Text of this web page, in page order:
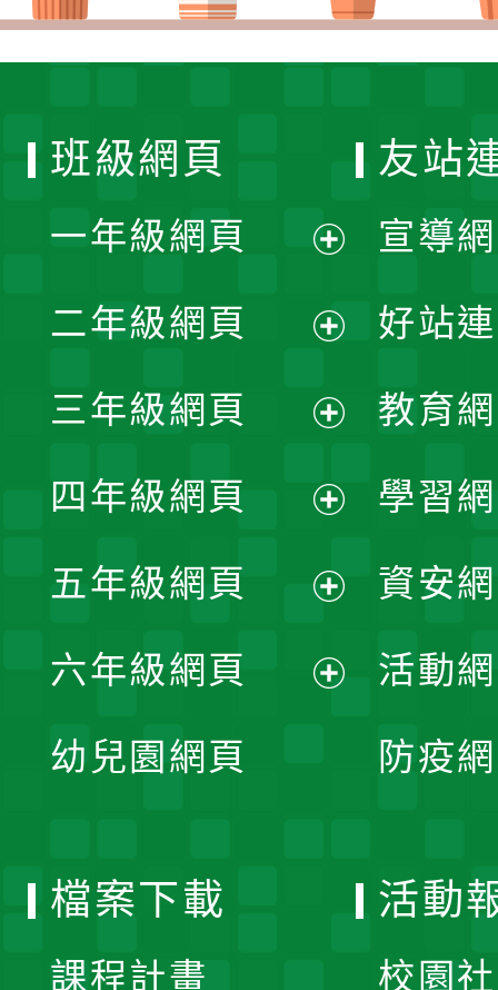
班級網頁
一年級網頁
開
選
單
二年級網頁
開
選
單
三年級網頁
開
選
單
四年級網頁
開
選
五年級網頁
開
六年級網頁
幼兒園網頁
友站
宣導
好站
教育
學習
資安
活動
防疫
檔案下載
課程計畫
活動
校園